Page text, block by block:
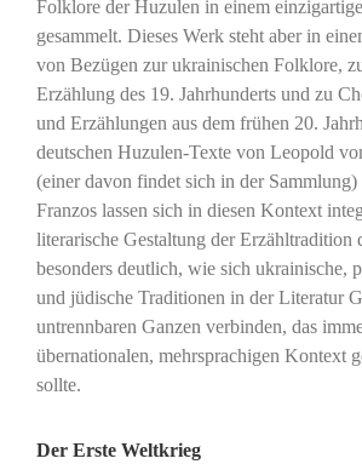
Folklore der Huzulen in einem
gesammelt. Dieses Werk steht aber in
von Bezügen zur ukrainischen Folklore,
Erzählung des 19. Jahrhunderts und zu
und Erzählungen aus dem frühen 20.
deutschen Huzulen-Texte von Leopold
(einer davon findet sich in der
Franzos lassen sich in diesen Kontext
literarische Gestaltung der Erzähltradition
besonders deutlich, wie sich ukrainische,
und jüdische Traditionen in der Literatur
untrennbaren Ganzen verbinden, das
übernationalen, mehrsprachigen Kontext
sollte.
Der Erste Weltkrieg